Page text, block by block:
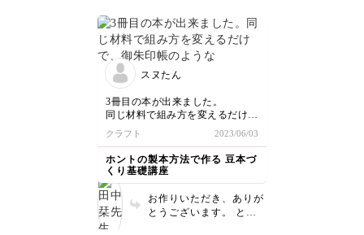
スヌたん
3冊目の本が出来ました。
同じ材料で組み方を変えるだけ
で、御朱印帳のような折本が出来
てびっくりしました。
この講座を通してプレスの大切
さ、カッターの使い方、糊付けの
ワザなどとてとためになる事をた
くさん教えていただきました。
ありがとうございました。
次はオリジナルの豆本作りたいで
クラフト 2023/06/03
ホントの製本方法で作る 豆本づ
くり基礎講座
お作りいただき、ありが
とうございます。 とて